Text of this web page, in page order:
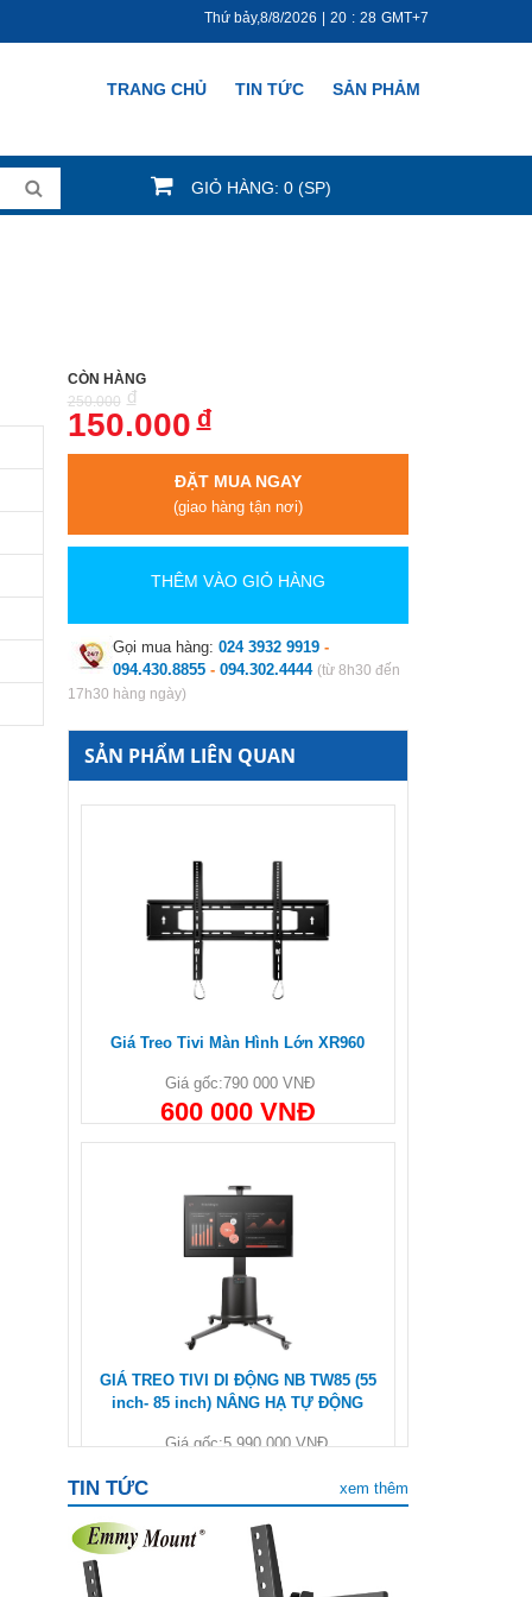
Thứ bảy,8/8/2026 20 : 28 GMT+7
TRANG CHỦ TIN TỨC SẢN PHẢM
GIỎ HÀNG: 0 (SP)
CÒN HÀNG
250.000 đ
150.000 đ
ĐẶT MUA NGAY
(giao hàng tận nơi)
THÊM VÀO GIỎ HÀNG
Gọi mua hàng: 024 3932 9919-
094.430.8855- 094.302.4444 (từ 8h30 đến
17h30 hàng ngày)
SẢN PHẨM LIÊN QUAN
Giá Treo Tivi Màn Hình Lớn XR960
Giá gốc:790 000 VNĐ
600 000 VNĐ
GIÁ TREO TIVI DI ĐỘNG NB TW85 (55
inch- 85 inch) NÂNG HẠ TỰ ĐỘNG
Giá gốc:5 990 000 VNĐ
TIN TỨC xem thêm